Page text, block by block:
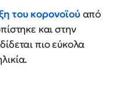
του κορονοϊού από
και στην
πιο εύκολα